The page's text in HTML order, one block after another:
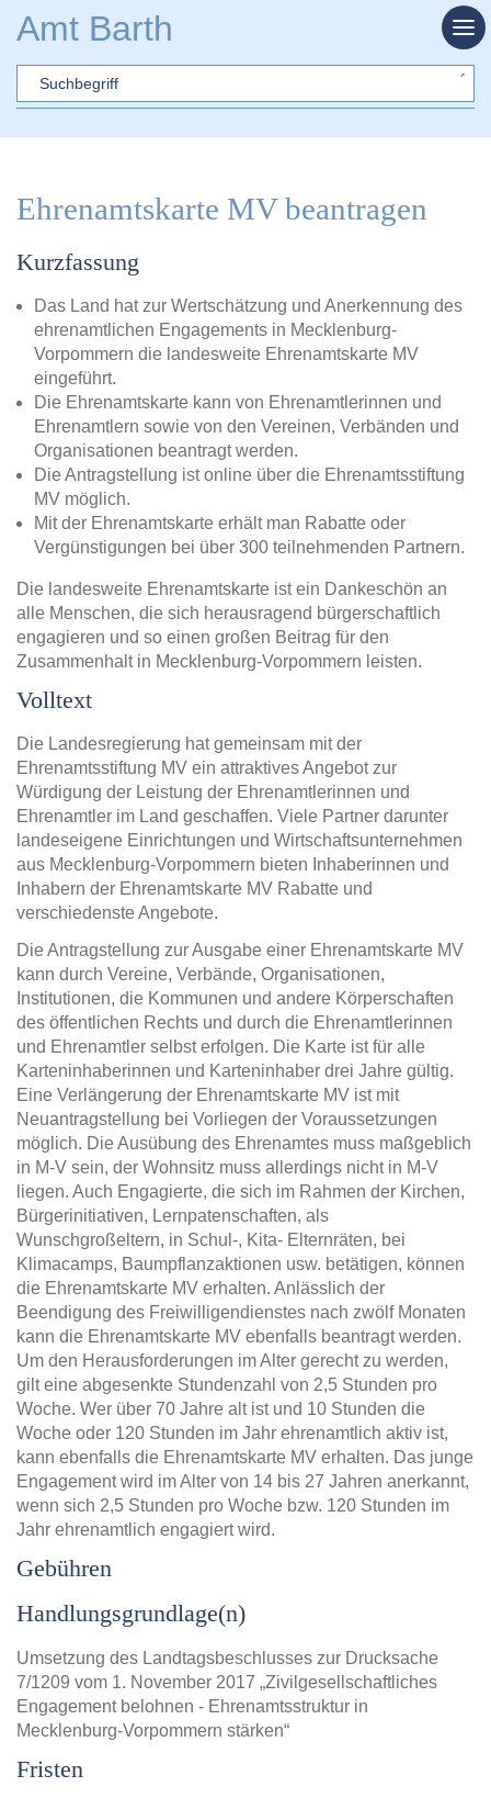
Amt Barth
Sword
Ehrenamtskarte MV beantragen
Kurzfassung
Das Land hat zur Wertschätzung und Anerkennung des
ehrenamtlichen Engagements in Mecklenburg-
Vorpommern die landesweite Ehrenamtskarte MV
eingeführt.
Die Ehrenamtskarte kann von Ehrenamtlerinnen und
Ehrenamtlern sowie von den Vereinen, Verbänden und
Organisationen beantragt werden.
Die Antragstellung ist online über die Ehrenamtsstiftung
MV möglich.
Mit der Ehrenamtskarte erhält man Rabatte oder
Vergünstigungen bei über 300 teilnehmenden Partnern.
Die landesweite Ehrenamtskarte ist ein Dankeschön an
alle Menschen, die sich herausragend bürgerschaftlich
engagieren und so einen großen Beitrag für den
Zusammenhalt in Mecklenburg-Vorpommern leisten.
Volltext
Die Landesregierung hat gemeinsam mit der
Ehrenamtsstiftung MV ein attraktives Angebot zur
Würdigung der Leistung der Ehrenamtlerinnen und
Ehrenamtler im Land geschaffen. Viele Partner darunter
landeseigene Einrichtungen und Wirtschaftsunternehmen
aus Mecklenburg-Vorpommern bieten Inhaberinnen und
Inhabern der Ehrenamtskarte MV Rabatte und
verschiedenste Angebote.
Die Antragstellung zur Ausgabe einer Ehrenamtskarte MV
kann durch Vereine, Verbände, Organisationen,
Institutionen, die Kommunen und andere Körperschaften
des öffentlichen Rechts und durch die Ehrenamtlerinnen
und Ehrenamtler selbst erfolgen. Die Karte ist für alle
Karteninhaberinnen und Karteninhaber drei Jahre gültig.
Eine Verlängerung der Ehrenamtskarte MV ist mit
Neuantragstellung bei Vorliegen der Voraussetzungen
möglich. Die Ausübung des Ehrenamtes muss maßgeblich
in M-V sein, der Wohnsitz muss allerdings nicht in M-V
liegen. Auch Engagierte, die sich im Rahmen der Kirchen,
Bürgerinitiativen, Lernpatenschaften, als
Wunschgroßeltern, in Schul-, Kita- Elternräten, bei
Klimacamps, Baumpflanzaktionen usw. betätigen, können
die Ehrenamtskarte MV erhalten. Anlässlich der
Beendigung des Freiwilligendienstes nach zwölf Monaten
kann die Ehrenamtskarte MV ebenfalls beantragt werden.
Um den Herausforderungen im Alter gerecht zu werden,
gilt eine abgesenkte Stundenzahl von 2,5 Stunden pro
Woche. Wer über 70 Jahre alt ist und 10 Stunden die
Woche oder 120 Stunden im Jahr ehrenamtlich aktiv ist,
kann ebenfalls die Ehrenamtskarte MV erhalten. Das junge
Engagement wird im Alter von 14 bis 27 Jahren anerkannt,
wenn sich 2,5 Stunden pro Woche bzw. 120 Stunden im
Jahr ehrenamtlich engagiert wird.
Gebühren
Handlungsgrundlage(n)
Umsetzung des Landtagsbeschlusses zur Drucksache
7/1209 vom 1. November 2017 „Zivilgesellschaftliches
Engagement belohnen - Ehrenamtsstruktur in
Mecklenburg-Vorpommern stärken“
Fristen